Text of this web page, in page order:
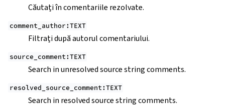
Căutați în comentariile rezolvate.
comment_author:TEXT
Filtrați după autorul comentariului.
source_comment:TEXT
Search in unresolved source string comments.
resolved_source_comment:TEXT
Search in resolved source string comments.